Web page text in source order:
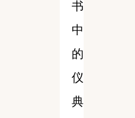
书
中
的
仪
典